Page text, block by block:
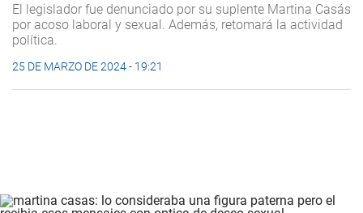
El legislador fue denunciado por su suplente Martina Casás
por acoso laboral y sexual. Además, retomará la actividad
política.
25 DE MARZO DE 2024 - 19:21